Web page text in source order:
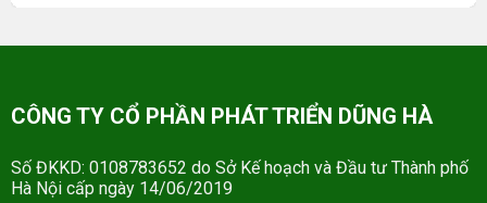
CÔNG TY CỔ PHẦN PHÁT TRIỂN DŨNG HÀ
Số ĐKKD: 0108783652 do Sở Kế hoạch và Đầu tư Thành phố
Hà Nội cấp ngày 14/06/2019